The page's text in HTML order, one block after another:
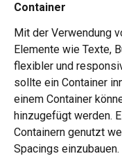
Container
Mit der Verwendung
Elemente wie Texte,
flexibler und
sollte ein Container
einem Container
hinzugefügt werden.
Containern genutzt
Spacings einzubauen.